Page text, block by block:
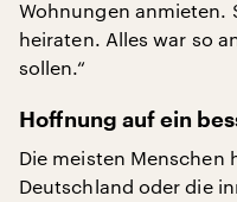
Wohnungen anmieten.
heiraten. Alles war so
sollen.“
Hoffnung auf ein
Die meisten Menschen
Deutschland oder die